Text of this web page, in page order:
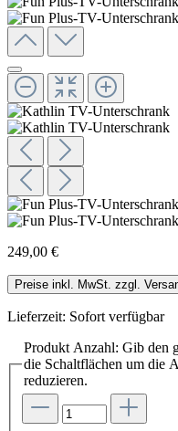
249,00 €
Preise inkl. MwSt. zzgl.
Lieferzeit: Sofort verfügbar
Produkt Anzahl: Gib den
die Schaltflächen um die
reduzieren.